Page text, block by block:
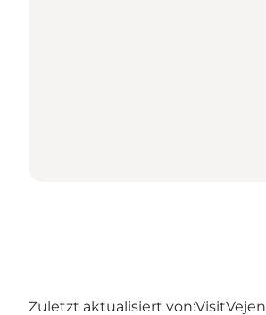
Zuletzt aktualisiert von:VisitVejen